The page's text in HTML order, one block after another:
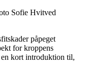
Sofie Hvitved
påpeget
for kroppens
kort introduktion til,